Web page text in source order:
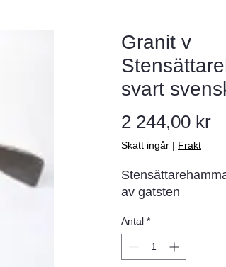
Granit v
svart
2 244,00 kr
Skatt ingår | Frakt
av gatsten
Antal *